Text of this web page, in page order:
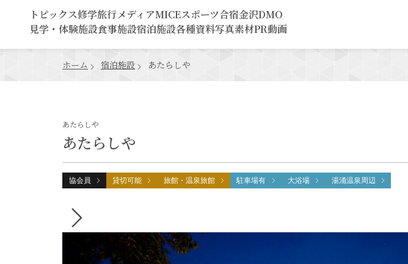
トピックス修学旅行メディアMICEスポーツ合宿金沢DMO
見学・体験施設食事施設宿泊施設各種資料写真素材PR動画
ホーム 宿泊施設 あたらしや
あたらしや
あたらしや
協会員 貸切可能 旅館・温泉旅館 駐車場有 大浴場 湯涌温泉周辺